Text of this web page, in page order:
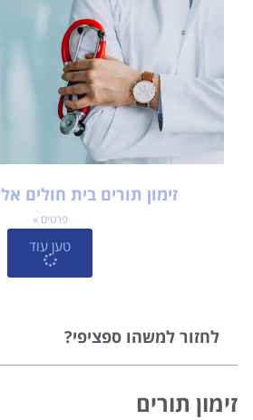
זימון תורים בית חולים
פרטים »
טען עוד
לחזור למשהו ספציפי?
זימון תורים